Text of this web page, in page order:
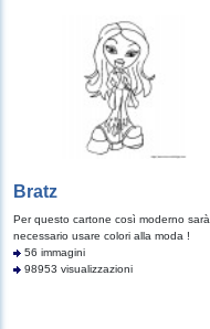
Bratz
Per questo cartone così moderno sarà
necessario usare colori alla moda !
56 immagini
98953 visualizzazioni